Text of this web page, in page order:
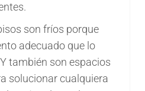
son fríos porque
adecuado que lo
también son espacios
solucionar cualquiera